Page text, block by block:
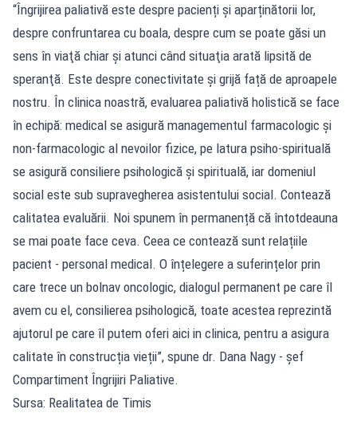
“Îngrijirea paliativă este despre pacienți și aparținătorii lor,
despre confruntarea cu boala, despre cum se poate găsi un
sens în viaţă chiar şi atunci când situaţia arată lipsită de
speranţă. Este despre conectivitate și grijă față de aproapele
nostru. În clinica noastră, evaluarea paliativă holistică se face
în echipă: medical se asigură managementul farmacologic și
non-farmacologic al nevoilor fizice, pe latura psiho-spirituală
se asigură consiliere psihologică și spirituală, iar domeniul
social este sub supravegherea asistentului social. Contează
calitatea evaluării. Noi spunem în permanență că întotdeauna
se mai poate face ceva. Ceea ce contează sunt relațiile
pacient - personal medical. O înțelegere a suferințelor prin
care trece un bolnav oncologic, dialogul permanent pe care îl
avem cu el, consilierea psihologică, toate acestea reprezintă
ajutorul pe care îl putem oferi aici in clinica, pentru a asigura
calitate în construcția vieții”, spune dr. Dana Nagy - șef
Compartiment Îngrijiri Paliative.
Sursa: Realitatea de Timis